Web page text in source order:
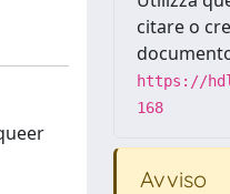
citare o
https://
168
Avviso